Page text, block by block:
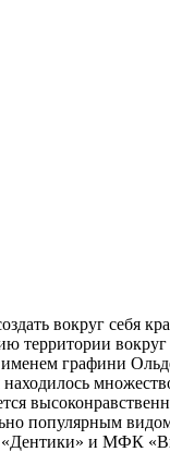
вокруг себя
территории вокруг
графини
популярным
и МФК